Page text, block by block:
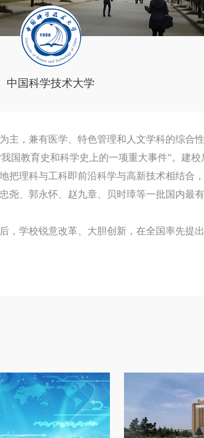
中国科学技术大学
，兼有医学、特色管理和人文学科的综合性
国教育史和科学史上的一项重大事件”。建
理科与工科即前沿科学与高新技术相结合
、郭永怀、赵九章、贝时璋等一批国内最
，学校锐意改革、大胆创新，在全国率先提